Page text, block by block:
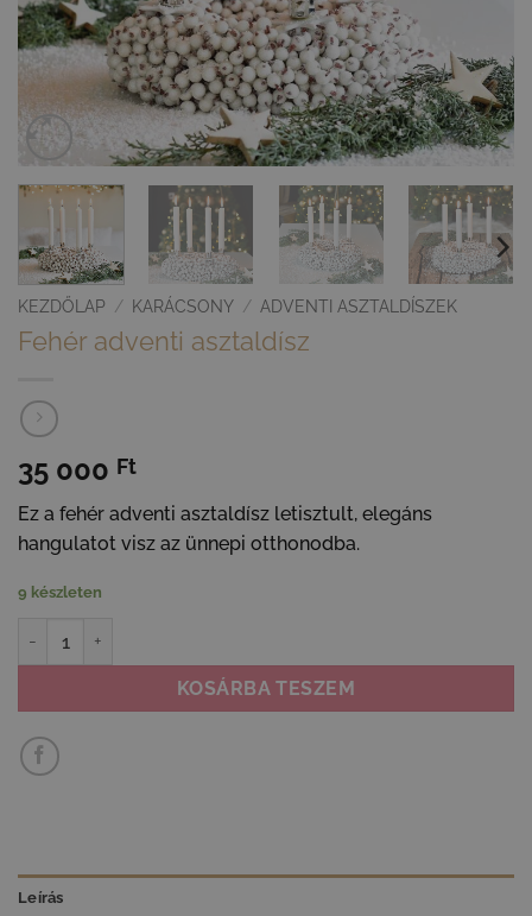
KEZDŐLAP / KARÁCSONY / ADVENTI ASZTALDÍSZEK
Fehér adventi asztaldísz
35 000 Ft
Ez a fehér adventi asztaldísz letisztult, elegáns
hangulatot visz az ünnepi otthonodba.
9 készleten
KOSÁRBA TESZEM
Leírás